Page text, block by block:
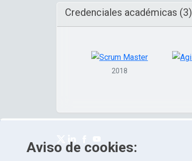
Credenciales académicas (3)
2018
Aviso de cookies: